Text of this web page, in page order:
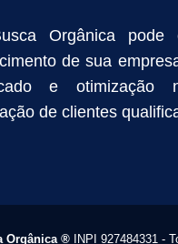
Orgânica pode
de sua
e otimização
de clientes
Orgânica ®INPI 927484331 -